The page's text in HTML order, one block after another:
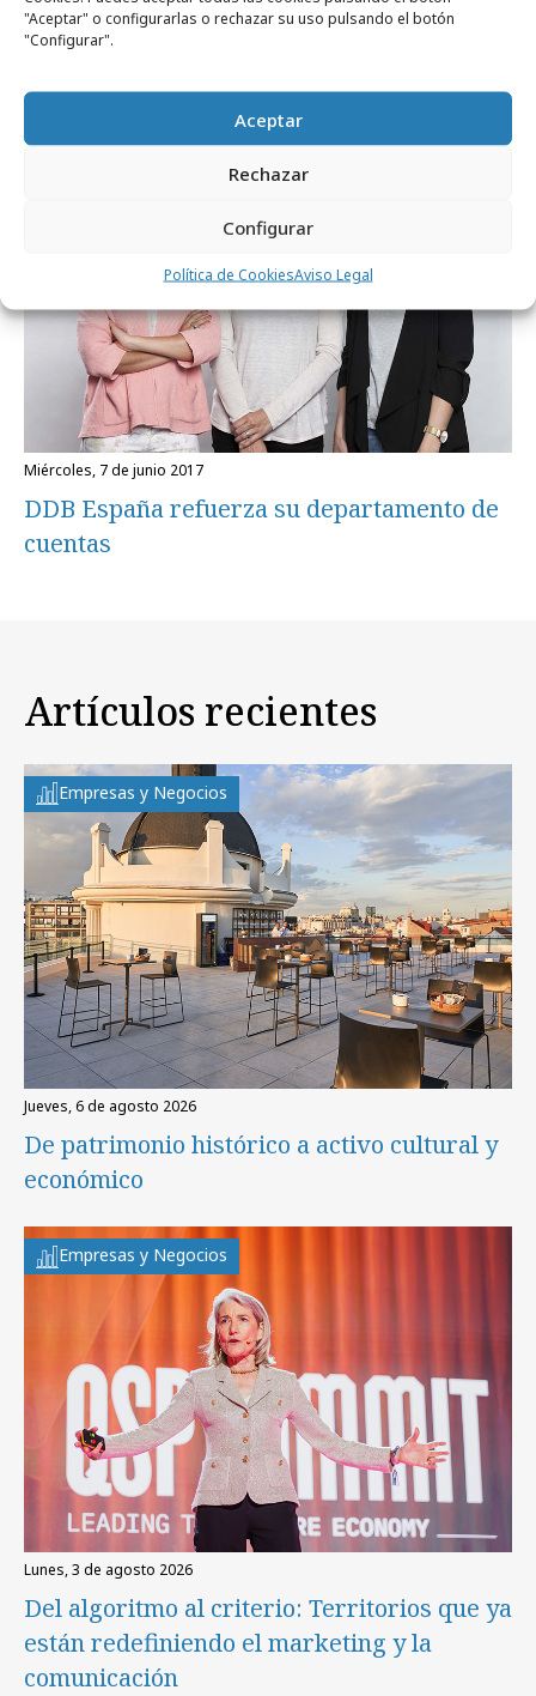
"Aceptar" o configurarlas o rechazar su uso pulsando el botón
"Configurar".
Aceptar
Rechazar
Configurar
Política de CookiesAviso Legal
martes, 9 de octubre 2018
Cuatro fichajes en el departamento de
miércoles, 7 de junio 2017
DDB España refuerza su departamento de
cuentas
Artículos recientes
Empresas y Negocios
jueves, 6 de agosto 2026
De patrimonio histórico a activo cultural y
económico
Empresas y Negocios
lunes, 3 de agosto 2026
Del algoritmo al criterio: Territorios que ya
están redefiniendo el marketing y la
comunicación